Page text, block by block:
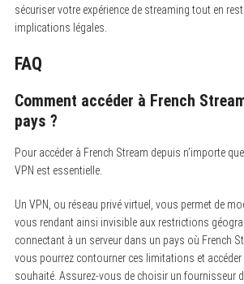
sécuriser votre expérience de streaming tout en
implications légales.
FAQ
Comment accéder à French
pays ?
Pour accéder à French Stream depuis n’importe
VPN est essentielle.
Un VPN, ou réseau privé virtuel, vous permet de
vous rendant ainsi invisible aux restrictions
connectant à un serveur dans un pays où French
vous pourrez contourner ces limitations et
souhaité. Assurez-vous de choisir un fournisseur